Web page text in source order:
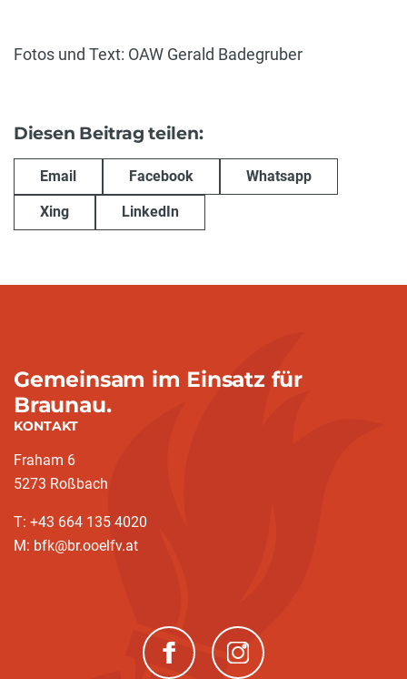
Fotos und Text: OAW Gerald Badegruber
Diesen Beitrag teilen:
Email Facebook Whatsapp
Xing LinkedIn
Gemeinsam im Einsatz für
Braunau.
KONTAKT
Fraham 6
5273 Roßbach
T: +43 664 135 4020
M: bfk@br.ooelfv.at
(neues Fenster)(neues Fenster)